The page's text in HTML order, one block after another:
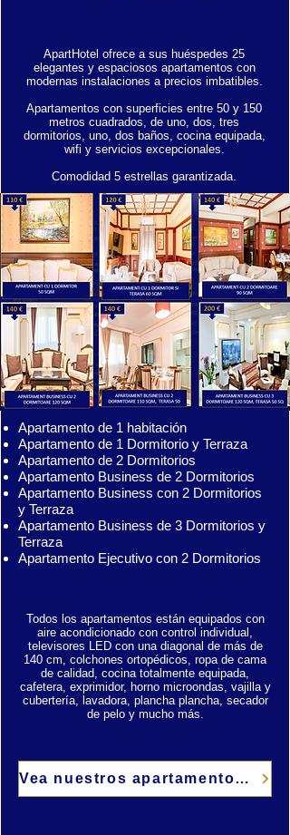
ApartHotel ofrece a sus huéspedes 25
elegantes y espaciosos apartamentos con
modernas instalaciones a precios imbatibles.
Apartamentos con superficies entre 50 y 150
metros cuadrados, de uno, dos, tres
dormitorios, uno, dos baños, cocina equipada,
wifi y servicios excepcionales.
Comodidad 5 estrellas garantizada.
Apartamento de 1 habitación
Apartamento de 1 Dormitorio y Terraza
Apartamento de 2 Dormitorios
Apartamento Business de 2 Dormitorios
Apartamento Business con 2 Dormitorios
y Terraza
Apartamento Business de 3 Dormitorios y
Terraza
Apartamento Ejecutivo con 2 Dormitorios
Todos los apartamentos están equipados con
aire acondicionado con control individual,
televisores LED con una diagonal de más de
140 cm, colchones ortopédicos, ropa de cama
de calidad, cocina totalmente equipada,
cafetera, exprimidor, horno microondas, vajilla y
cubertería, lavadora, plancha plancha, secador
de pelo y mucho más.
Vea nuestros apartamentos...